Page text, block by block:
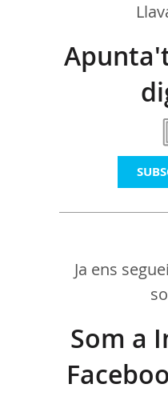
Ja ens
Som a